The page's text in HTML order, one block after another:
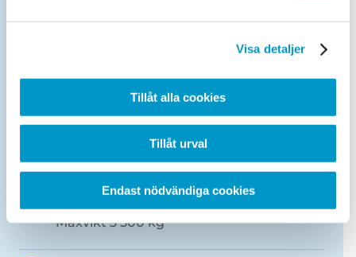
Visa detaljer
Tillåt alla cookies
Tillåt urval
Endast nödvändiga cookies
Kontrollbesiktning lätt lastbil
Kontrollbesiktning släp
Släp maxvikt 1 000 kg (OBS! Släp får ej
vara tungt lastat vid besiktning).
Obokad efterkontroll personbil
Maxvikt 3 500 kg